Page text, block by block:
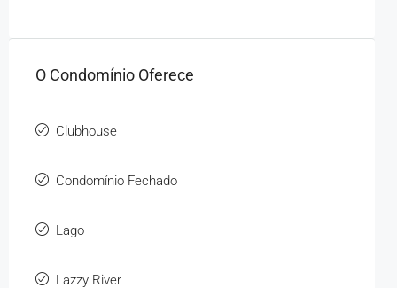
O Condomínio Oferece
Clubhouse
Condomínio Fechado
Lago
Lazzy River